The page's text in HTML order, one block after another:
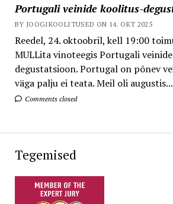
Portugali veinide koolitus-
BY JOOGIKOOLITUSED ON 14. OKT 2025
Reedel, 24. oktoobril, kell 19:00
MULLita vinoteegis Portugali
degustatsioon. Portugal on põnev
väga palju ei teata. Meil oli augustis...
Comments closed
Tegemised